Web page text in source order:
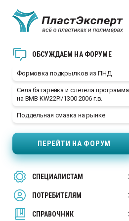
ОБСУЖДАЕМ НА ФОРУМЕ
Формовка подкрылков из ПНД
Села батарейка и слетела программа
на BMB KW22PI/1300 2006 г.в.
Поддельная смазка на рынке
ПЕРЕЙТИ НА ФОРУМ
СПЕЦИАЛИСТАМ
ПОТРЕБИТЕЛЯМ
СПРАВОЧНИК